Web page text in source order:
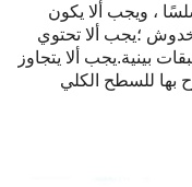
، ويجب ألا يكون
؛يجب ألا تحتوي
بينية.يجب ألا يتجاوز
بها للسطح الكلي